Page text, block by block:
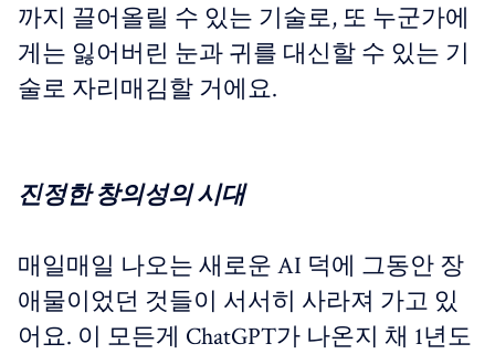
까지 끌어올릴 수 있는 기술로, 또 누군가에
게는 잃어버린 눈과 귀를 대신할 수 있는 기
술로 자리매김할 거에요.
진정한 창의성의 시대
매일매일 나오는 새로운 AI 덕에 그동안 장
애물이었던 것들이 서서히 사라져 가고 있
어요. 이 모든게 ChatGPT가 나온지 채 1년도